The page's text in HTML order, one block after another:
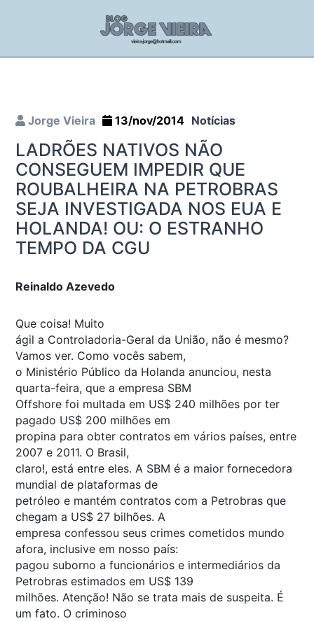
Jorge Vieira 13/nov/2014 Notícias
LADRÕES NATIVOS NÃO
CONSEGUEM IMPEDIR QUE
ROUBALHEIRA NA PETROBRAS
SEJA INVESTIGADA NOS EUA E
HOLANDA! OU: O ESTRANHO
TEMPO DA CGU
Reinaldo Azevedo
Que coisa! Muito
ágil a Controladoria-Geral da União, não é mesmo?
Vamos ver. Como vocês sabem,
o Ministério Público da Holanda anunciou, nesta
quarta-feira, que a empresa SBM
Offshore foi multada em US$ 240 milhões por ter
pagado US$ 200 milhões em
propina para obter contratos em vários países, entre
2007 e 2011. O Brasil,
claro!, está entre eles. A SBM é a maior fornecedora
mundial de plataformas de
petróleo e mantém contratos com a Petrobras que
chegam a US$ 27 bilhões. A
empresa confessou seus crimes cometidos mundo
afora, inclusive em nosso país:
pagou suborno a funcionários e intermediários da
Petrobras estimados em US$ 139
milhões. Atenção! Não se trata mais de suspeita. É
um fato. O criminoso